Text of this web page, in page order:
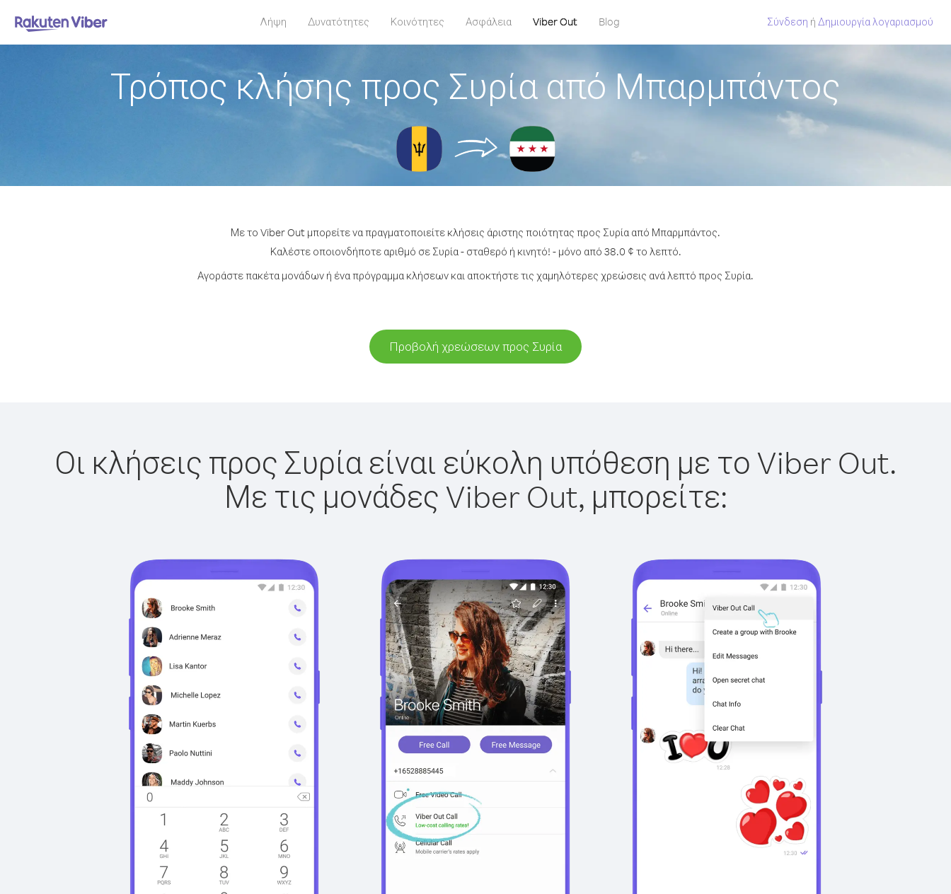
Λήψη Δυνατότητες Κοινότητες Ασφάλεια Viber Out Blog Σύνδεση ή Δημιουργία λογαριασμού
Τρόπος κλήσης προς Συρία από Μπαρμπάντος
Με το Viber Out μπορείτε να πραγματοποιείτε κλήσεις άριστης ποιότητας προς Συρία από Μπαρμπάντος.
Καλέστε οποιονδήποτε αριθμό σε Συρία - σταθερό ή κινητό! - μόνο από 38.0 ¢ το λεπτό.
Αγοράστε πακέτα μονάδων ή ένα πρόγραμμα κλήσεων και αποκτήστε τις χαμηλότερες χρεώσεις ανά λεπτό προς Συρία.
Προβολή χρεώσεων προς Συρία
Οι κλήσεις προς Συρία είναι εύκολη υπόθεση με το Viber Out.
Με τις μονάδες Viber Out, μπορείτε: